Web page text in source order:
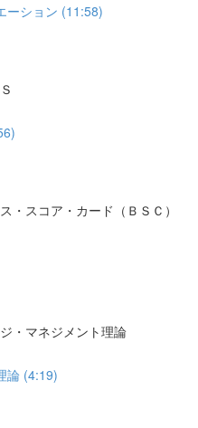
ション (11:58)
スコア・カード（ＢＳＣ）
・マネジメント理論
論 (4:19)